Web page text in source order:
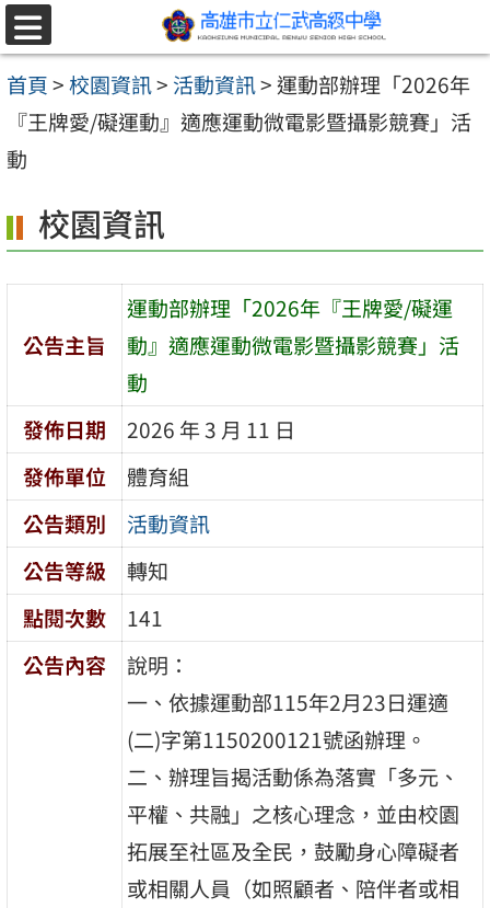
跳至主要內容區
選
單
首頁>校園資訊> 活動資訊>運動部辦理「2026年
『王牌愛/礙運動』適應運動微電影暨攝影競賽」活
動
校園資訊
公告主旨
運動部辦理「2026年『王牌愛/礙運
動』適應運動微電影暨攝影競賽」活
動
發佈日期
2026 年 3 月 11 日
發佈單位
體育組
公告類別
活動資訊
公告等級
轉知
點閱次數
141
公告內容
說明：
一、依據運動部115年2月23日運適
(二)字第1150200121號函辦理。
二、辦理旨揭活動係為落實「多元、
平權、共融」之核心理念，並由校園
拓展至社區及全民，鼓勵身心障礙者
或相關人員（如照顧者、陪伴者或相